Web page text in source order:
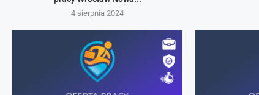
4 sierpnia 2024